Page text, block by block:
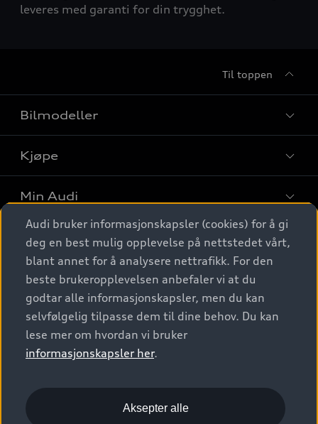
leveres med garanti for din trygghet.
Til toppen
Bilmodeller
Finn din Audi
Sammenlign bilmodeller
Elbiler
SUV
Stasjonsvogn
Sportback
S/RS
Konseptbiler og prototyper
Kjøpe
Kjøpshjelp
Biler på lager
Finn forhandler
Bestill prøvekjøring
Kontakt forhandler
Bilgarantier
Min Audi
Behold nybilfølelsen
Audi Originalt tilbehør
Verkstedtjenester
Digitale tjenester
Audi digitale tjenester
Audi connect
Functions on demand
Kom i gang med myAudi
Audi Norge
Kundeservice
Audi Driving Experience
© 2026 AUDI NORGE. All Rights Reserved.
Imprint
Audi bruker informasjonskapsler (cookies) for å gi
deg en best mulig opplevelse på nettstedet vårt,
blant annet for å analysere nettrafikk. For den
beste brukeropplevelsen anbefaler vi at du
godtar alle informasjonskapsler, men du kan
selvfølgelig tilpasse dem til dine behov. Du kan
lese mer om hvordan vi bruker
informasjonskapsler her.
Aksepter alle